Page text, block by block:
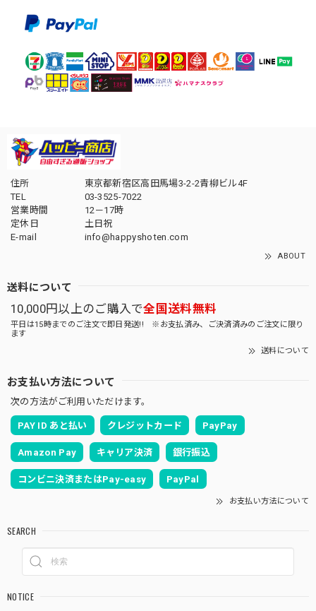
住所
東京都新宿区高田馬場3-2-2青柳ビル4F
TEL
03-3525-7022
営業時間
12－17時
定休日
土日祝
E-mail
info@happyshoten.com
ABOUT
送料について
10,000円以上のご購入で全国送料無料
平日は15時までのご注文で即日発送!! ※お支払済み、ご決済済みのご注文に限り
ます
送料について
お支払い方法について
次の方法がご利用いただけます。
PAY ID あと払い クレジットカード PayPay
Amazon Pay キャリア決済 銀行振込
コンビニ決済またはPay-easy PayPal
お支払い方法について
SEARCH
NOTICE